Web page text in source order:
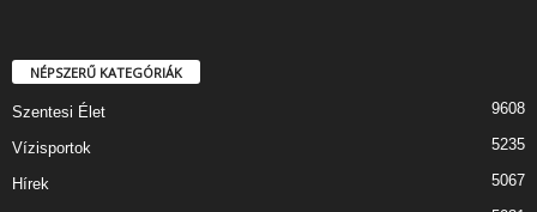
NÉPSZERŰ KATEGÓRIÁK
Szentesi Élet 9608
Vízisportok 5235
Hírek 5067